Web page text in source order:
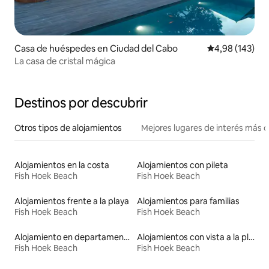
Casa de huéspedes en Ciudad del Cabo Calificación
4,98 (143)
La casa de cristal mágica
Destinos por descubrir
Otros tipos de alojamientos Mejores lugares de interés más
Alojamientos en la costa
Fish Hoek Beach
Alojamientos con pileta
Fish Hoek Beach
Alojamientos frente a la playa
Fish Hoek Beach
Alojamientos para familias
Fish Hoek Beach
Alojamiento en departamentos
Fish Hoek Beach
Alojamientos con vista a la playa
Fish Hoek Beach